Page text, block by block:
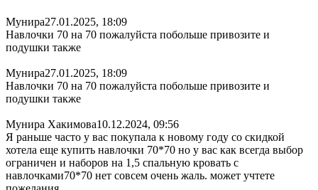
Мунира27.01.2025, 18:09
Навлочки 70 на 70 пожалуйста побольше привозите и
подушки также
Мунира27.01.2025, 18:09
Навлочки 70 на 70 пожалуйста побольше привозите и
подушки также
Мунира Хакимова10.12.2024, 09:56
Я раньше часто у вас покупала к новому году со скидкой
хотела еще купить навлочки 70*70 но у вас как всегда выбор
ограничен и наборов на 1,5 спальную кровать с
навлочками70*70 нет совсем очень жаль. может учтете